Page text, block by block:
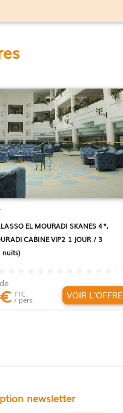
EL MOURADI SKANES 4*,
CABINE VIP2 1 JOUR / 3
nuits)
€ TTC
/ pers. VOIR L'OFFRE
newsletter